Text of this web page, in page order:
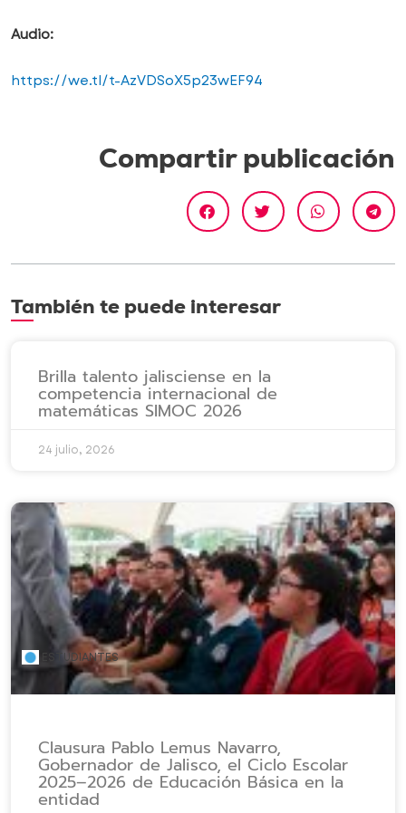
Audio:
https://we.tl/t-AzVDSoX5p23wEF94
Compartir publicación
También te puede interesar
Brilla talento jalisciense en la
competencia internacional de
matemáticas SIMOC 2026
24 julio, 2026
ESTUDIANTES
Clausura Pablo Lemus Navarro,
Gobernador de Jalisco, el Ciclo Escolar
2025–2026 de Educación Básica en la
entidad